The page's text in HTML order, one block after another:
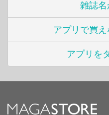
雑誌名
アプリで買
アプリを